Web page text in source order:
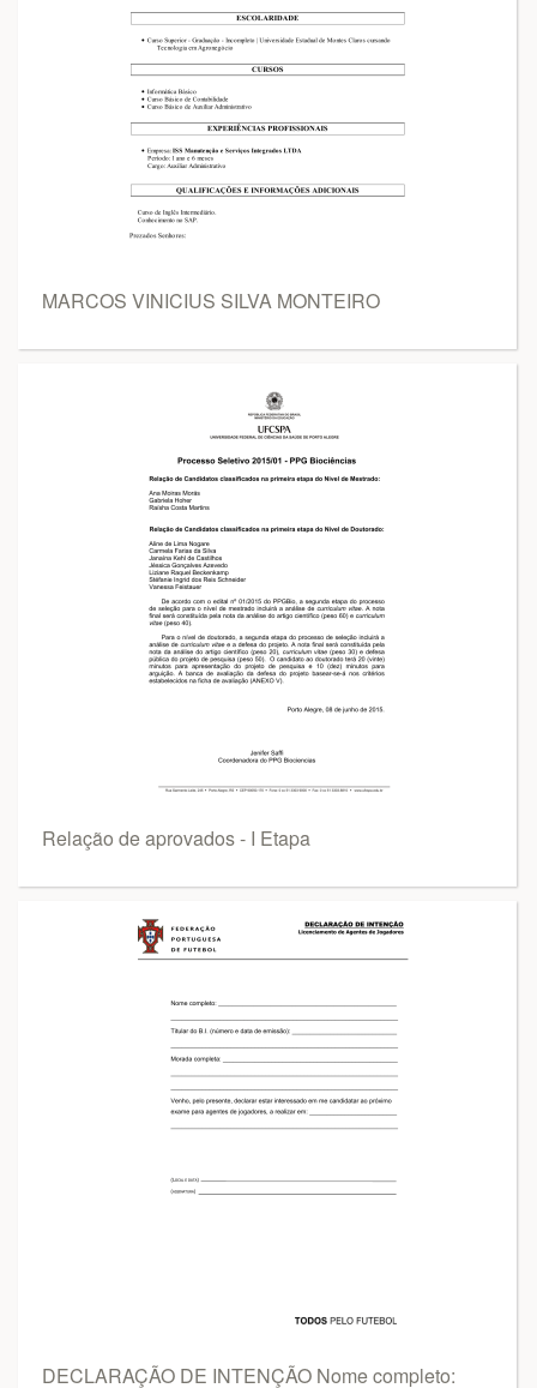
MARCOS VINICIUS SILVA MONTEIRO
Relação de aprovados - I Etapa
DECLARAÇÃO DE INTENÇÃO Nome completo: